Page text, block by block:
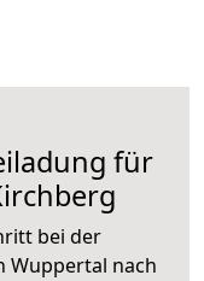
für
bei der
Wuppertal nach